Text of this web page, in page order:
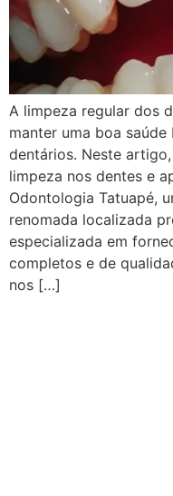
A limpeza regular dos
manter uma boa
dentários. Neste
limpeza nos dentes e
Odontologia Tatuapé,
renomada localizada
especializada em
completos e de
nos […]